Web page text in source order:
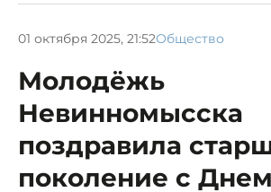
01 октября 2025, 21:52Общество
Молодёжь
Невинномысска
поздравила
поколение с Днем